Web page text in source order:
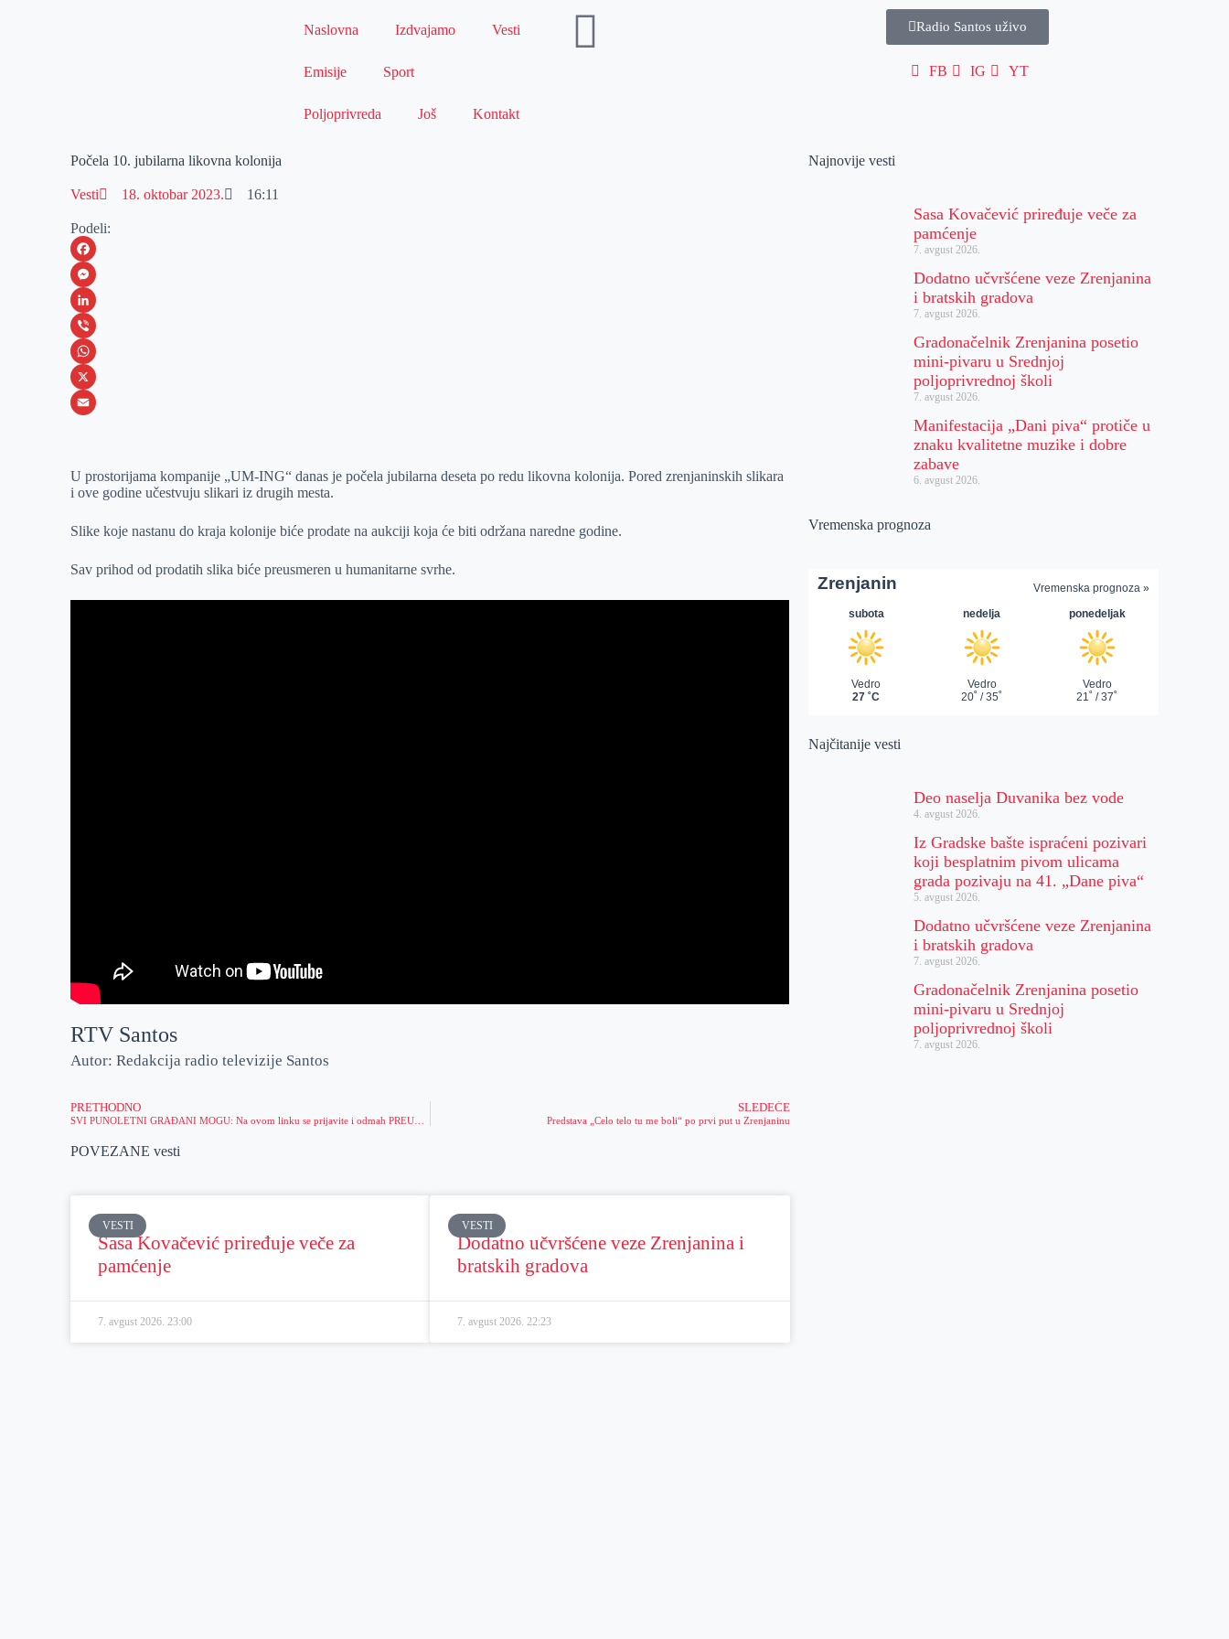
Naslovna Izdvajamo Vesti
Emisije Sport
Poljoprivreda Još Kontakt
Radio Santos uživo
FB IG YT
Počela 10. jubilarna likovna kolonija
Vesti 18. oktobar 2023. 16:11
Podeli:
F
a
c
e
b
o
M
e
s
s
e
e
L
i
n
k
I
V
i
b
W
h
s
p
X
a
l
U prostorijama kompanije „UM-ING“ danas je počela jubilarna deseta po redu likovna kolonija. Pored zrenjaninskih slikara
i ove godine učestvuju slikari iz drugih mesta.
Slike koje nastanu do kraja kolonije biće prodate na aukciji koja će biti održana naredne godine.
Sav prihod od prodatih slika biće preusmeren u humanitarne svrhe.
RTV Santos
Autor: Redakcija radio televizije Santos
PRETHODNO SLEDEĆE
Predstava „Celo telo tu me boli“ po prvi put u Zrenjaninu
POVEZANE vesti
VESTI
Sasa Kovačević priređuje veče za
pamćenje
7. avgust 2026.23:00
VESTI
Dodatno učvršćene veze Zrenjanina i
bratskih gradova
7. avgust 2026.22:23
Najnovije vesti
Sasa Kovačević priređuje veče za
pamćenje
7. avgust 2026.
Dodatno učvršćene veze Zrenjanina
i bratskih gradova
7. avgust 2026.
Gradonačelnik Zrenjanina posetio
mini-pivaru u Srednjoj
poljoprivrednoj školi
7. avgust 2026.
Manifestacija „Dani piva“ protiče u
znaku kvalitetne muzike i dobre
zabave
6. avgust 2026.
Vremenska prognoza
Najčitanije vesti
Deo naselja Duvanika bez vode
4. avgust 2026.
Iz Gradske bašte ispraćeni pozivari
koji besplatnim pivom ulicama
grada pozivaju na 41. „Dane piva“
5. avgust 2026.
Dodatno učvršćene veze Zrenjanina
i bratskih gradova
7. avgust 2026.
Gradonačelnik Zrenjanina posetio
mini-pivaru u Srednjoj
poljoprivrednoj školi
7. avgust 2026.